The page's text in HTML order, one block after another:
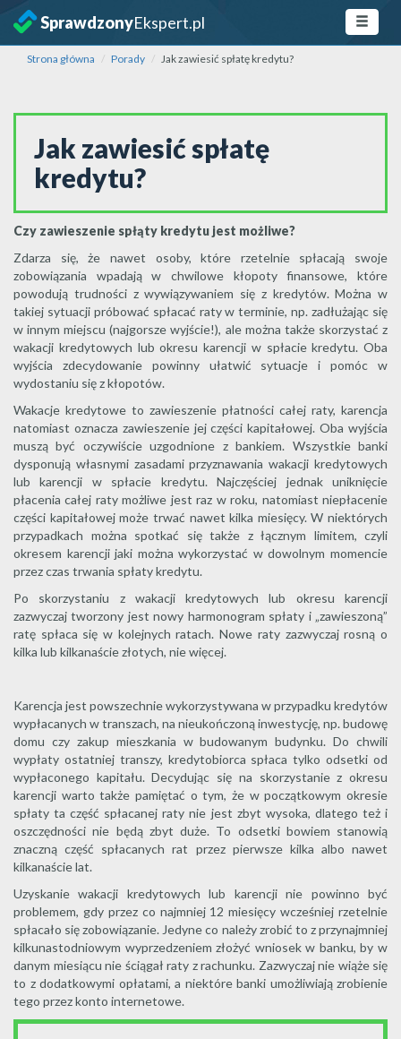
SprawdzonyEkspert.pl
Strona główna Porady Jak zawiesić spłatę kredytu?
Jak zawiesić spłatę
kredytu?
Czy zawieszenie spłąty kredytu jest możliwe?
Zdarza się, że nawet osoby, które rzetelnie spłacają swoje
zobowiązania wpadają w chwilowe kłopoty finansowe, które
powodują trudności z wywiązywaniem się z kredytów. Można w
takiej sytuacji próbować spłacać raty w terminie, np. zadłużając się
w innym miejscu (najgorsze wyjście!), ale można także skorzystać z
wakacji kredytowych lub okresu karencji w spłacie kredytu. Oba
wyjścia zdecydowanie powinny ułatwić sytuacje i pomóc w
wydostaniu się z kłopotów.
Wakacje kredytowe to zawieszenie płatności całej raty, karencja
natomiast oznacza zawieszenie jej części kapitałowej. Oba wyjścia
muszą być oczywiście uzgodnione z bankiem. Wszystkie banki
dysponują własnymi zasadami przyznawania wakacji kredytowych
lub karencji w spłacie kredytu. Najczęściej jednak uniknięcie
płacenia całej raty możliwe jest raz w roku, natomiast niepłacenie
części kapitałowej może trwać nawet kilka miesięcy. W niektórych
przypadkach można spotkać się także z łącznym limitem, czyli
okresem karencji jaki można wykorzystać w dowolnym momencie
przez czas trwania spłaty kredytu.
Po skorzystaniu z wakacji kredytowych lub okresu karencji
zazwyczaj tworzony jest nowy harmonogram spłaty i „zawieszoną”
ratę spłaca się w kolejnych ratach. Nowe raty zazwyczaj rosną o
kilka lub kilkanaście złotych, nie więcej.
Karencja jest powszechnie wykorzystywana w przypadku kredytów
wypłacanych w transzach, na nieukończoną inwestycję, np. budowę
domu czy zakup mieszkania w budowanym budynku. Do chwili
wypłaty ostatniej transzy, kredytobiorca spłaca tylko odsetki od
wypłaconego kapitału. Decydując się na skorzystanie z okresu
karencji warto także pamiętać o tym, że w początkowym okresie
spłaty ta część spłacanej raty nie jest zbyt wysoka, dlatego też i
oszczędności nie będą zbyt duże. To odsetki bowiem stanowią
znaczną część spłacanych rat przez pierwsze kilka albo nawet
kilkanaście lat.
Uzyskanie wakacji kredytowych lub karencji nie powinno być
problemem, gdy przez co najmniej 12 miesięcy wcześniej rzetelnie
spłacało się zobowiązanie. Jedyne co należy zrobić to z przynajmniej
kilkunastodniowym wyprzedzeniem złożyć wniosek w banku, by w
danym miesiącu nie ściągał raty z rachunku. Zazwyczaj nie wiąże się
to z dodatkowymi opłatami, a niektóre banki umożliwiają zrobienie
tego przez konto internetowe.